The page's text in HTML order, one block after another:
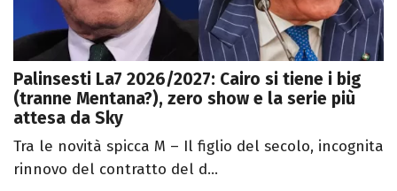
Palinsesti La7 2026/2027: Cairo si tiene i big
(tranne Mentana?), zero show e la serie più
attesa da Sky
Tra le novità spicca M – Il figlio del secolo, incognita
rinnovo del contratto del d...